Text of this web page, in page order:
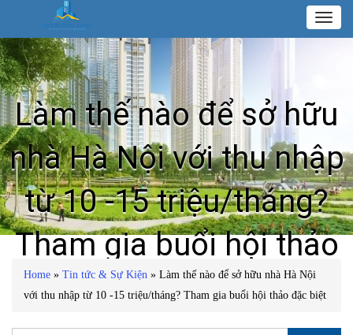
Toggle
Làm thế nào để sở hữu
nhà Hà Nội với thu nhập
từ 10 -15 triệu/tháng?
Tham gia buổi hội thảo
đặc biệt
Home » Tin tức & Sự Kiện » Làm thế nào để sở hữu nhà Hà Nội
với thu nhập từ 10 -15 triệu/tháng? Tham gia buổi hội thảo đặc biệt